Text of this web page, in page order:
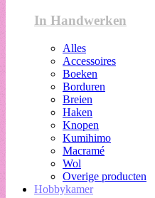
In Handwerken
Alles
Accessoires
Boeken
Borduren
Breien
Haken
Knopen
Kumihimo
Macramé
Wol
Overige producten
Hobbykamer